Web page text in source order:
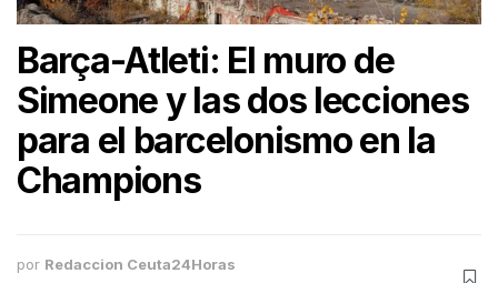
Barça-Atleti: El muro de
Simeone y las dos lecciones
para el barcelonismo en la
Champions
por Redaccion Ceuta24Horas